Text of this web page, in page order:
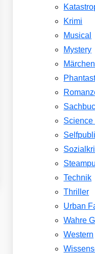
Krimi
Musical
Mystery
Märchen
Science
Technik
Thriller
Urban
Wahre
Western